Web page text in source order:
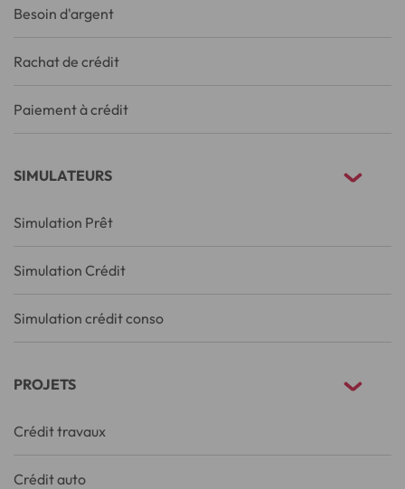
Besoin d'argent
Rachat de crédit
Paiement à crédit
SIMULATEURS
Simulation Prêt
Simulation Crédit
Simulation crédit conso
PROJETS
Crédit travaux
Crédit auto